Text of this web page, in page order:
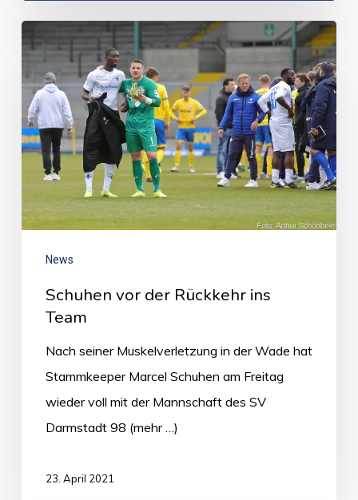
News
Schuhen vor der Rückkehr ins
Team
Nach seiner Muskelverletzung in der Wade hat
Stammkeeper Marcel Schuhen am Freitag
wieder voll mit der Mannschaft des SV
Darmstadt 98 (mehr …)
23. April 2021